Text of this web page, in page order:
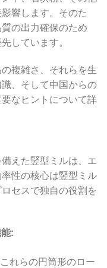
響します。そのた
の出力確保のため
しています。
複雑さ、それらを生
、そして中国からの
なヒントについて詳
えた竪型ミルは、エ
性の核心は竪型ミル
セスで独自の役割を
:
これらの円筒形のロー